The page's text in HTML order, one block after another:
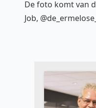
De foto komt van
Job,